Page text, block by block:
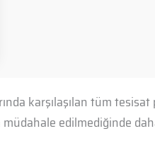
karşılaşılan tüm
müdahale edilmediğinde